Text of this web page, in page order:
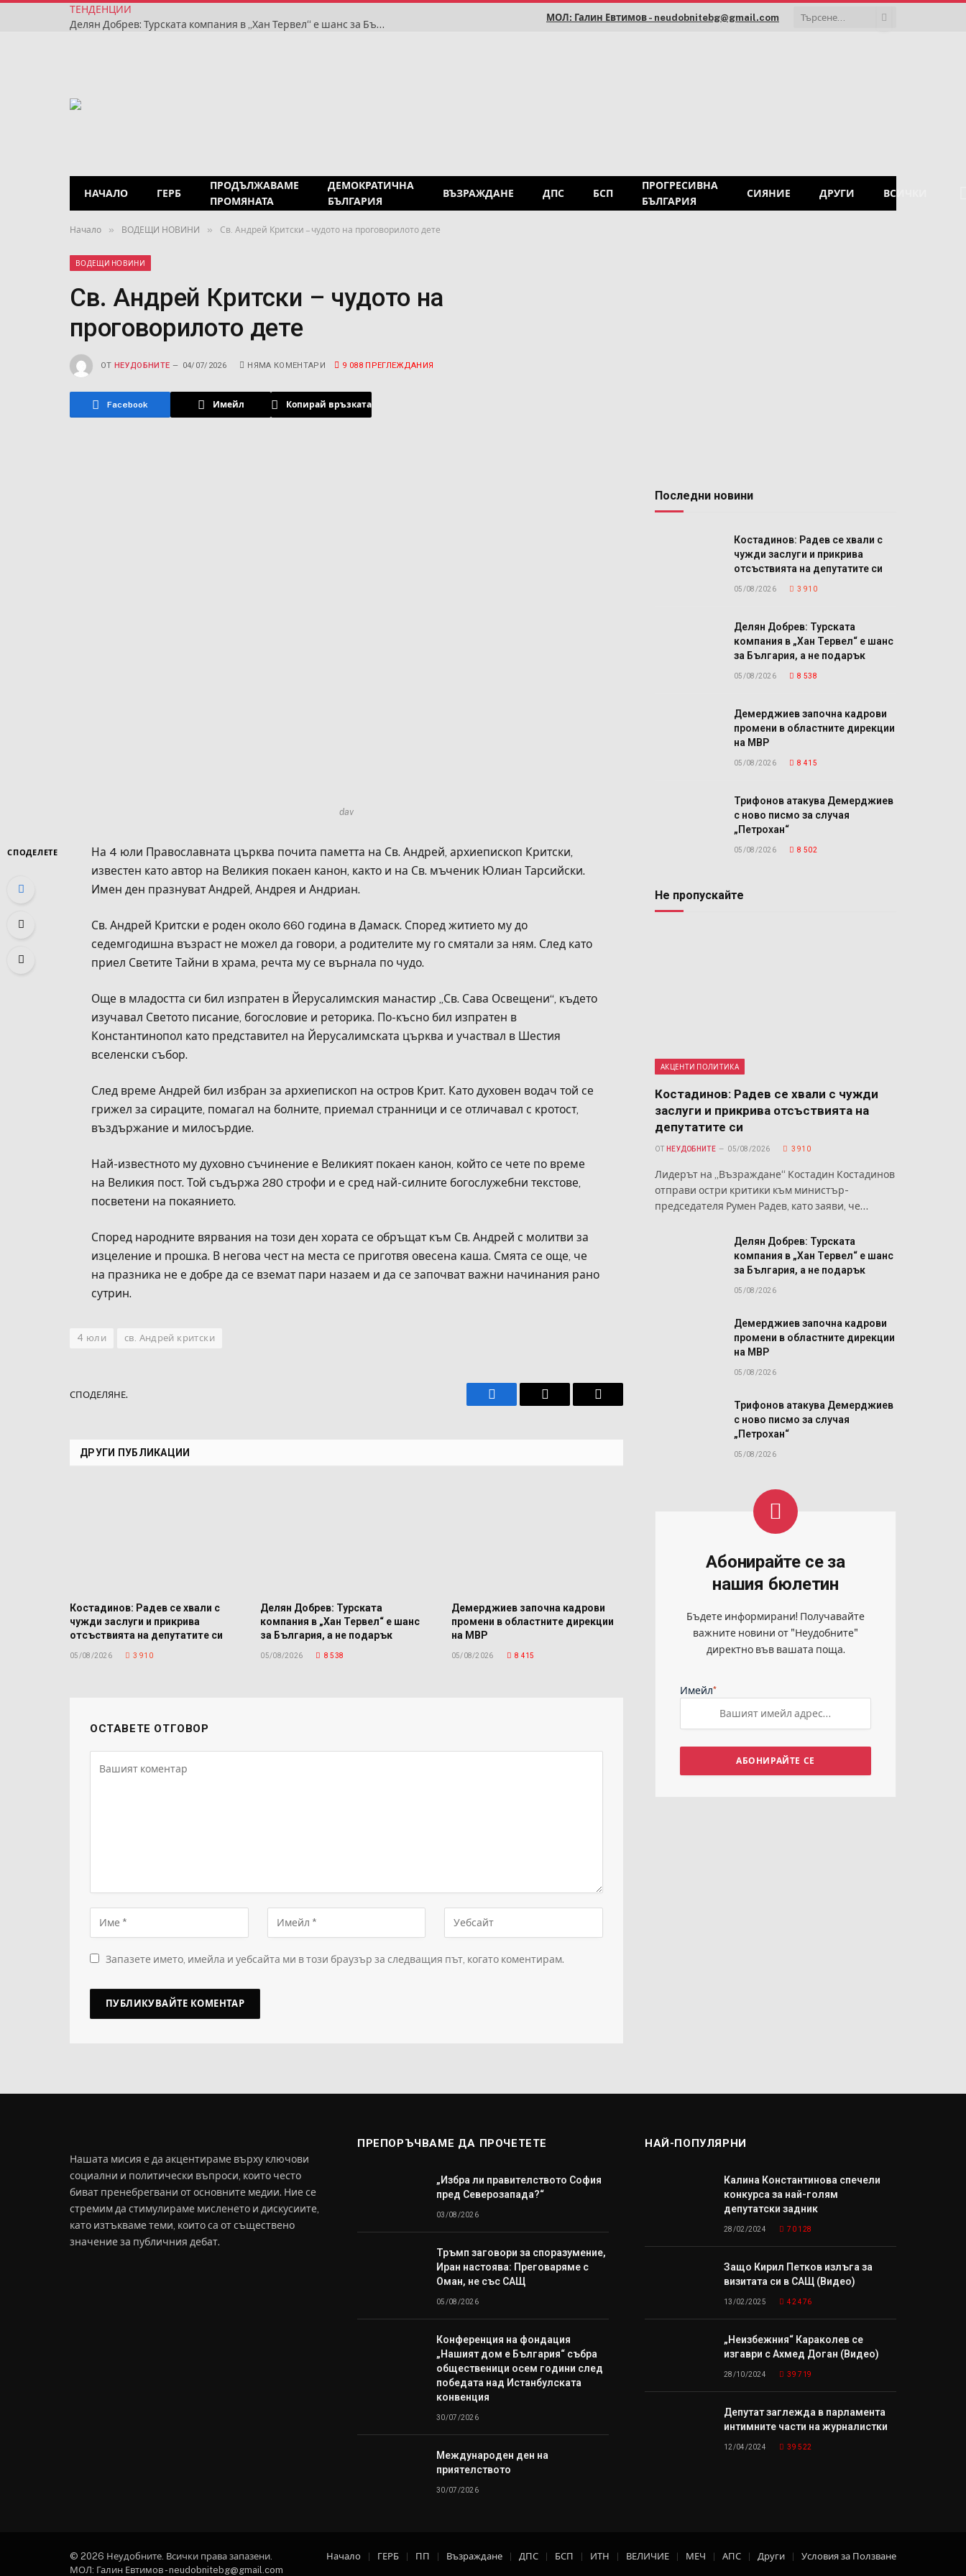
ТЕНДЕНЦИИ
Делян Добрев: Турската компания в „Хан Тервел“ е шанс за България, а не подарък
МОЛ: Галин Евтимов - neudobnitebg@gmail.com
НАЧАЛО ГЕРБ
ПРОДЪЛЖАВАМЕ
ПРОМЯНАТА
ДЕМОКРАТИЧНА
БЪЛГАРИЯ
ВЪЗРАЖДАНЕ ДПС БСП
ПРОГРЕСИВНА
БЪЛГАРИЯ
СИЯНИЕ ДРУГИ ВСИЧКИ
Начало » ВОДЕЩИ НОВИНИ » Св. Андрей Критски – чудото на проговорилото дете
ВОДЕЩИ НОВИНИ
Св. Андрей Критски – чудото на
проговорилото дете
ОТ НЕУДОБНИТЕ 04/07/2026 НЯМА КОМЕНТАРИ 9 088 ПРЕГЛЕЖДАНИЯ
Facebook Имейл Копирай връзката
dav
СПОДЕЛЕТЕ
На 4 юли Православната църква почита паметта на Св. Андрей, архиепископ Критски,
известен като автор на Великия покаен канон, както и на Св. мъченик Юлиан Тарсийски.
Имен ден празнуват Андрей, Андрея и Андриан.
Св. Андрей Критски е роден около 660 година в Дамаск. Според житието му до
седемгодишна възраст не можел да говори, а родителите му го смятали за ням. След като
приел Светите Тайни в храма, речта му се върнала по чудо.
Още в младостта си бил изпратен в Йерусалимския манастир „Св. Сава Освещени“, където
изучавал Светото писание, богословие и реторика. По-късно бил изпратен в
Константинопол като представител на Йерусалимската църква и участвал в Шестия
вселенски събор.
След време Андрей бил избран за архиепископ на остров Крит. Като духовен водач той се
грижел за сираците, помагал на болните, приемал странници и се отличавал с кротост,
въздържание и милосърдие.
Най-известното му духовно съчинение е Великият покаен канон, който се чете по време
на Великия пост. Той съдържа 280 строфи и е сред най-силните богослужебни текстове,
посветени на покаянието.
Според народните вярвания на този ден хората се обръщат към Св. Андрей с молитви за
изцеление и прошка. В негова чест на места се приготвя овесена каша. Смята се още, че
на празника не е добре да се вземат пари назаем и да се започват важни начинания рано
сутрин.
4 юли св. Андрей критски
СПОДЕЛЯНЕ.
Facebook Имейл
Копирай
ДРУГИ ПУБЛИКАЦИИ
Костадинов: Радев се хвали с
чужди заслуги и прикрива
отсъствията на депутатите си
05/08/2026 3 910
Делян Добрев: Турската
компания в „Хан Тервел“ е шанс
за България, а не подарък
05/08/2026 8 538
Демерджиев започна кадрови
промени в областните дирекции
на МВР
05/08/2026 8 415
ОСТАВЕТЕ ОТГОВОР
Запазете името, имейла и уебсайта ми в този браузър за следващия път, когато коментирам.
Последни новини
Костадинов: Радев се хвали с
чужди заслуги и прикрива
отсъствията на депутатите си
05/08/2026 3 910
Делян Добрев: Турската
компания в „Хан Тервел“ е шанс
за България, а не подарък
05/08/2026 8 538
Демерджиев започна кадрови
промени в областните дирекции
на МВР
05/08/2026 8 415
Трифонов атакува Демерджиев
с ново писмо за случая
„Петрохан“
05/08/2026 8 502
Не пропускайте
АКЦЕНТИ ПОЛИТИКА
Костадинов: Радев се хвали с чужди
заслуги и прикрива отсъствията на
депутатите си
ОТ НЕУДОБНИТЕ 05/08/2026 3 910
Лидерът на „Възраждане“ Костадин Костадинов
отправи остри критики към министър-
председателя Румен Радев, като заяви, че…
Делян Добрев: Турската
компания в „Хан Тервел“ е шанс
за България, а не подарък
05/08/2026
Демерджиев започна кадрови
промени в областните дирекции
на МВР
05/08/2026
Трифонов атакува Демерджиев
с ново писмо за случая
„Петрохан“
05/08/2026
Абонирайте се за
нашия бюлетин
Бъдете информирани! Получавайте
важните новини от "Неудобните"
директно във вашата поща.
Имейл*
Нашата мисия е да акцентираме върху ключови
социални и политически въпроси, които често
биват пренебрегвани от основните медии. Ние се
стремим да стимулираме мисленето и дискусиите,
като изтъкваме теми, които са от съществено
значение за публичния дебат.
ПРЕПОРЪЧВАМЕ ДА ПРОЧЕТЕТЕ
„Избра ли правителството София
пред Северозапада?“
03/08/2026
Тръмп заговори за споразумение,
Иран настоява: Преговаряме с
Оман, не със САЩ
05/08/2026
Конференция на фондация
„Нашият дом е България“ събра
общественици осем години след
победата над Истанбулската
конвенция
30/07/2026
Международен ден на
приятелството
30/07/2026
НАЙ-ПОПУЛЯРНИ
Калина Константинова спечели
конкурса за най-голям
депутатски задник
28/02/2024 70 128
Защо Кирил Петков излъга за
визитата си в САЩ (Видео)
13/02/2025 42 476
„Неизбежния“ Караколев се
изгаври с Ахмед Доган (Видео)
28/10/2024 39 719
Депутат заглежда в парламента
интимните части на журналистки
12/04/2024 39 522
© 2026 Неудобните. Всички права запазени.
МОЛ: Галин Евтимов - neudobnitebg@gmail.com
Начало ГЕРБ ПП Възраждане ДПС БСП ИТН ВЕЛИЧИЕ МЕЧ АПС Други Условия за Ползване